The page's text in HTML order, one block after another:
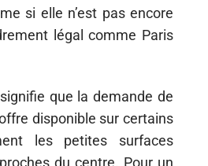
si elle n’est pas encore
légal comme Paris
que la demande de
disponible sur certains
les petites surfaces
du centre. Pour un